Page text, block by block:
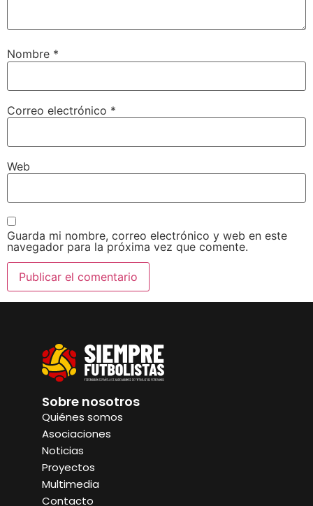
Nombre *
Correo electrónico *
Web
Guarda mi nombre, correo electrónico y web en este
navegador para la próxima vez que comente.
Sobre nosotros
Quiénes somos
Asociaciones
Noticias
Proyectos
Multimedia
Contacto